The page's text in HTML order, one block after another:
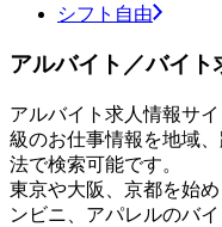
シフト自由
アルバイト／バイト
アルバイト求人情報サ
級のお仕事情報を地域
法で検索可能です。
東京や大阪、京都を始
ンビニ、アパレルのバ